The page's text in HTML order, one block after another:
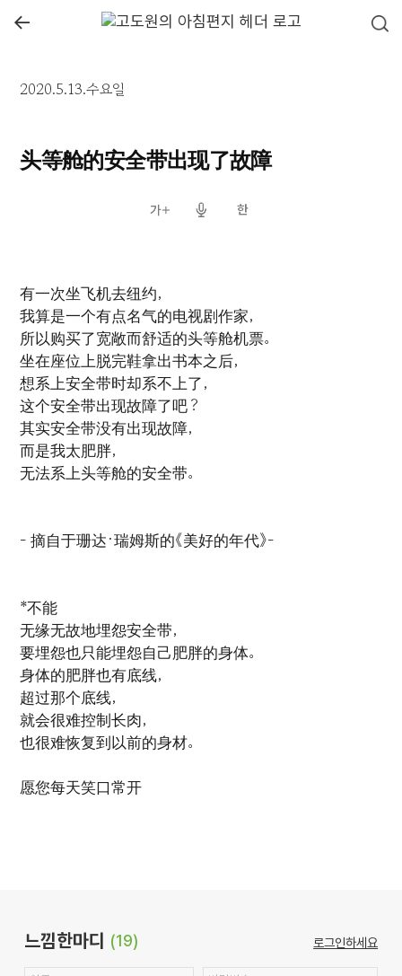
←
2020.5.13.수요일
头等舱的安全带出现了故障
有一次坐飞机去纽约，
我算是一个有点名气的电视剧作家，
所以购买了宽敞而舒适的头等舱机票。
坐在座位上脱完鞋拿出书本之后，
想系上安全带时却系不上了，
这个安全带出现故障了吧？
其实安全带没有出现故障，
而是我太肥胖，
无法系上头等舱的安全带。
- 摘自于珊达·瑞姆斯的《美好的年代》-
*不能
无缘无故地埋怨安全带，
要埋怨也只能埋怨自己肥胖的身体。
身体的肥胖也有底线，
超过那个底线，
就会很难控制长肉，
也很难恢复到以前的身材。
愿您每天笑口常开
느낌한마디 (19) 로그인하세요